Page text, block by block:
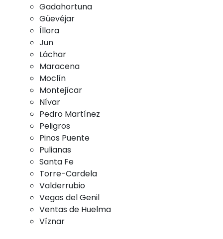
Gadahortuna
Güevéjar
Íllora
Jun
Láchar
Maracena
Moclín
Montejícar
Nívar
Pedro Martínez
Peligros
Pinos Puente
Pulianas
Santa Fe
Torre-Cardela
Valderrubio
Vegas del Genil
Ventas de Huelma
Víznar